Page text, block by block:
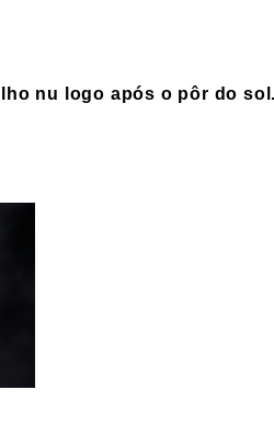
nu logo após o pôr do sol.